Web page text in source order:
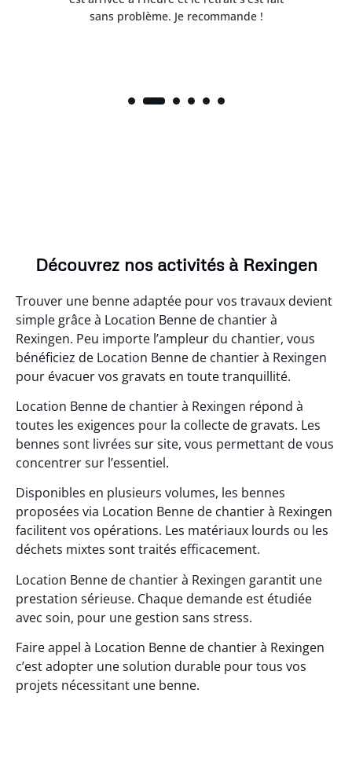
sans problème. Je recommande !
Découvrez nos activités à Rexingen
Trouver une benne adaptée pour vos travaux devient
simple grâce à Location Benne de chantier à
Rexingen. Peu importe l’ampleur du chantier, vous
bénéficiez de Location Benne de chantier à Rexingen
pour évacuer vos gravats en toute tranquillité.
Location Benne de chantier à Rexingen répond à
toutes les exigences pour la collecte de gravats. Les
bennes sont livrées sur site, vous permettant de vous
concentrer sur l’essentiel.
Disponibles en plusieurs volumes, les bennes
proposées via Location Benne de chantier à Rexingen
facilitent vos opérations. Les matériaux lourds ou les
déchets mixtes sont traités efficacement.
Location Benne de chantier à Rexingen garantit une
prestation sérieuse. Chaque demande est étudiée
avec soin, pour une gestion sans stress.
Faire appel à Location Benne de chantier à Rexingen
c’est adopter une solution durable pour tous vos
projets nécessitant une benne.